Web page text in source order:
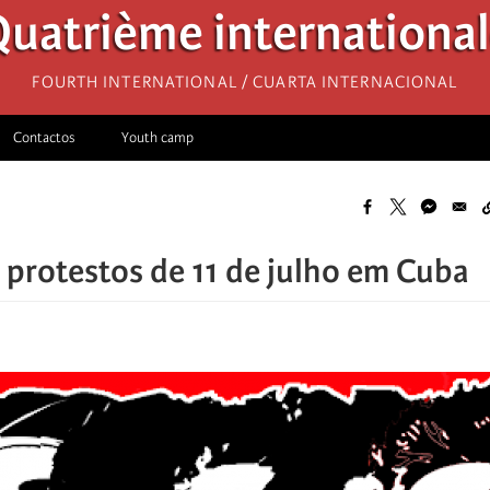
Fourth International / Cuarta Internacional
Contactos Youth camp
de 11 de julho em Cuba